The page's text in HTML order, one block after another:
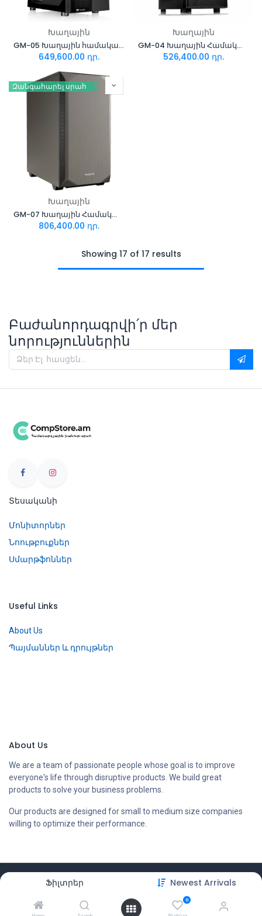
Ֆիլտրեր Newest Arrivals
0
Խաղային
GM-05 Խաղային համակարգիչ i7+Asus GeForce Dual RTX4060 8GB
649,600.00 դր.
Խաղային
GM-04 Խաղային Համակարգիչ i7+Asus Dual RTX 3050 Dual 8GB
526,400.00 դր.
Զանգահարել սրահ
Խաղային
GM-07 Խաղային Համակարգիչ i7+Zotac RTX4070 Super Twin Edge 12GB
806,400.00 դր.
Showing 17 of 17 results
Բաժանորդագրվի՛ր մեր
նորություններին
Տեսականի
Մոնիտորներ
Նոութբուքներ
Սմարթֆոններ
Useful Links
About Us
Պայմաններ և դրույթներ
About Us
We are a team of passionate people whose goal is to improve
everyone's life through disruptive products. We build great
products to solve your business problems.
Our products are designed for small to medium size companies
willing to optimize their performance.
Copyright © Compstore LLC